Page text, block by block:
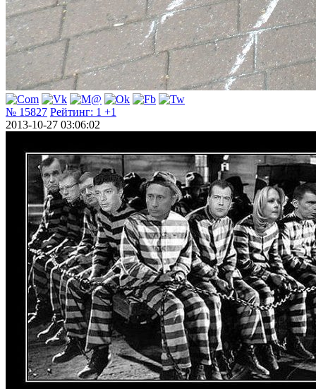
№ 15827 Рейтинг: 1 +1
2013-10-27 03:06:02